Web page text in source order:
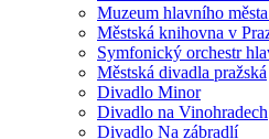
Muzeum hlavního
Městská knihovna v
Symfonický orchestr
Městská divadla pražská
Divadlo Minor
Divadlo na Vinohradech
Divadlo Na zábradlí